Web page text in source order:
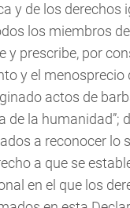
y de los derechos
los miembros
y prescribe, por
y el menosprecio
actos de
de la humanidad”;
a reconocer lo
a que se
en el que los